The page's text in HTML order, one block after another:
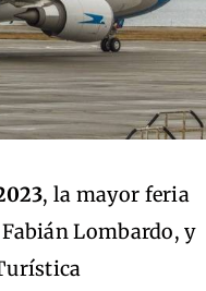
, la mayor feria
Lombardo, y